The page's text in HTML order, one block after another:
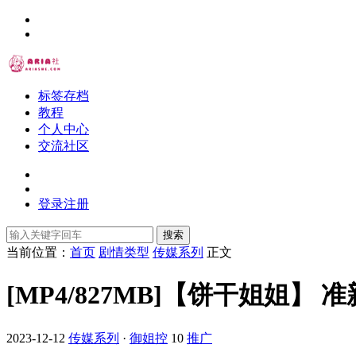
标签存档
教程
个人中心
交流社区
登录注册
搜索
当前位置： 首页 剧情类型 传媒系列 正文
[MP4/827MB]【饼干姐姐】 准
2023-12-12 传媒系列 · 御姐控 10 推广